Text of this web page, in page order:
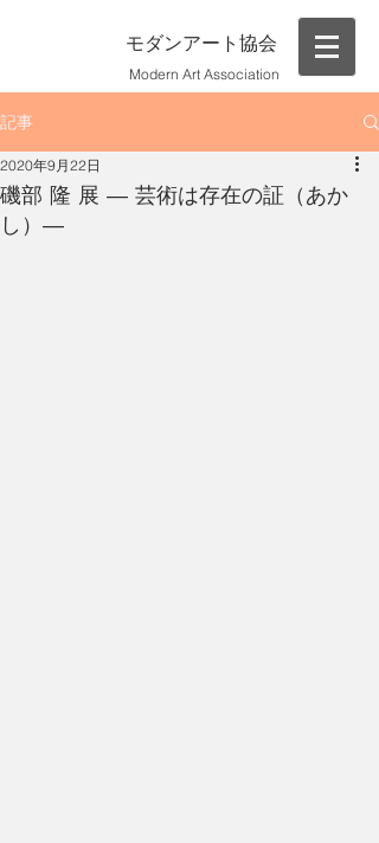
モダンアート協会
Modern Art Association
記事
磯部 隆 展 ― 芸術は存在の証（あか
し）―
2020年9月22日